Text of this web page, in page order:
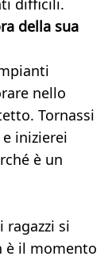
difficili.
della sua
nello
Tornassi
inizierei
è un
ragazzi si
è il momento